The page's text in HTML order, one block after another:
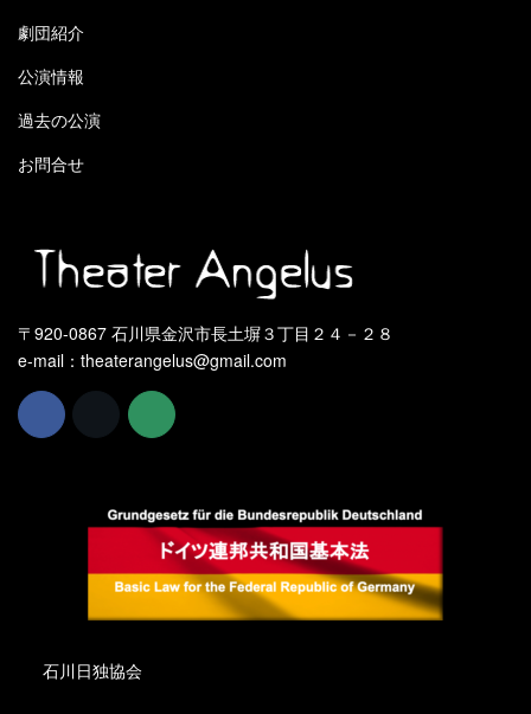
劇団紹介
公演情報
過去の公演
お問合せ
〒920-0867 石川県金沢市長土塀３丁目２４－２８
e-mail：theaterangelus@gmail.com
石川日独協会